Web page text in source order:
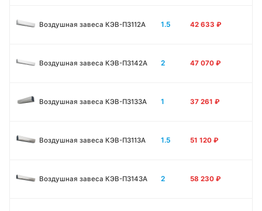
Воздушная завеса КЭВ-П3112A 1.5 42 633 ₽
Воздушная завеса КЭВ-П3142A 2 47 070 ₽
Воздушная завеса КЭВ-П3133А 1 37 261 ₽
Воздушная завеса КЭВ-П3113А 1.5 51 120 ₽
Воздушная завеса КЭВ-П3143А 2 58 230 ₽